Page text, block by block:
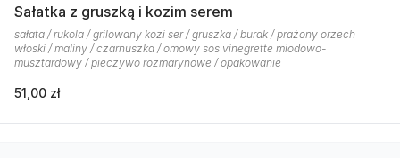
Sałatka z gruszką i kozim serem
sałata / rukola / grilowany kozi ser / gruszka / burak / prażony orzech
włoski / maliny / czarnuszka / omowy sos vinegrette miodowo-
musztardowy / pieczywo rozmarynowe / opakowanie
51,00 zł